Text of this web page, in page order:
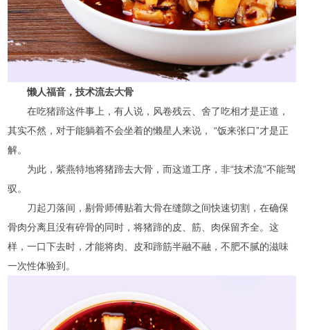
懒人福音，技术流去大骨
在吃猪蹄这件事上，有人说，风卷残云、舍了吃相才是正道，
其实不然，对于能躺着不会坐着的懒星人来说， “饭来张口”才是正
解。
为此，紫燕特地将猪蹄去大骨，而这道工序，非“技术流”不能驾
驭。
刀起刀落间，剔骨师傅贴着大骨在缝隙之间快速切割，在确保
骨肉分离且没有碎骨的同时，将猪蹄的皮、筋、肉保留齐全。这
样，一口下去时，才能将肉、皮和蹄筋半融不融，不肥不腻的滋味
一次性体验到。